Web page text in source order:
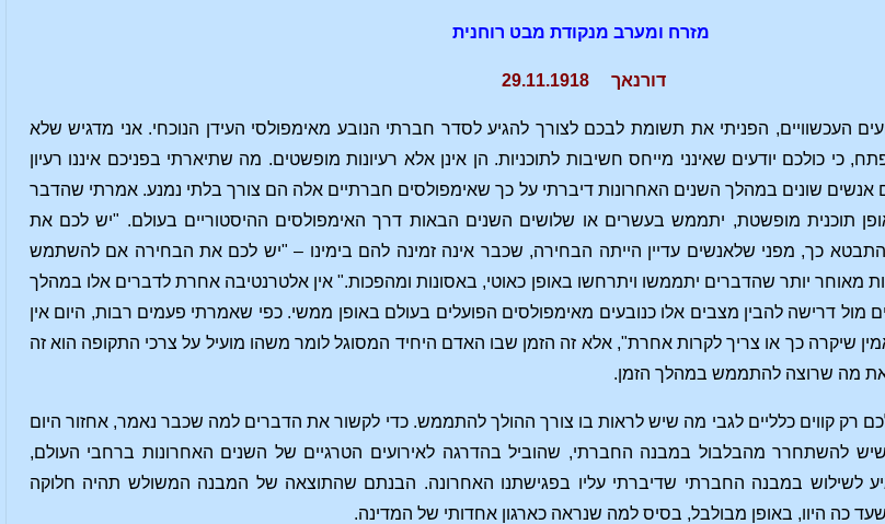
מזרח ומערב מנקודת מבט רוחנית
דורנאך 29.11.1918
העכשוויים, הפניתי את תשומת לבכם לצורך להגיע לסדר חברתי הנובע מאימפולסי העידן הנוכחי. אני מדגיש שלא
כי כולכם יודעים שאינני מייחס חשיבות לתוכניות. הן אינן אלא רעיונות מופשטים. מה שתיארתי בפניכם איננו רעיון
שונים במהלך השנים האחרונות דיברתי על כך שאימפולסים חברתיים אלה הם צורך בלתי נמנע. אמרתי שהדבר
אופן תוכנית מופשטת, יתממש בעשרים או שלושים השנים הבאות דרך האימפולסים ההיסטוריים בעולם. "יש לכם את
כך, מפני שלאנשים עדיין הייתה הבחירה, שכבר אינה זמינה להם בימינו – "יש לכם את הבחירה אם להשתמש
מאוחר יותר שהדברים יתממשו ויתרחשו באופן כאוטי, באסונות ומהפכות." אין אלטרנטיבה אחרת לדברים אלו במהלך
מול דרישה להבין מצבים אלו כנובעים מאימפולסים הפועלים בעולם באופן ממשי. כפי שאמרתי פעמים רבות, היום אין
שיקרה כך או צריך לקרות אחרת", אלא זה הזמן שבו האדם היחיד המסוגל לומר משהו מועיל על צרכי התקופה הוא זה
את מה שרוצה להתממש במהלך הזמן.
רק קווים כלליים לגבי מה שיש לראות בו צורך ההולך להתממש. כדי לקשור את הדברים למה שכבר נאמר, אחזור היום
להשתחרר מהבלבול במבנה החברתי, שהוביל בהדרגה לאירועים הטרגיים של השנים האחרונות ברחבי העולם,
לשילוש במבנה החברתי שדיברתי עליו בפגישתנו האחרונה. הבנתם שהתוצאה של המבנה המשולש תהיה חלוקה
כה היוו, באופן מבולבל, בסיס למה שנראה כארגון אחדותי של המדינה.